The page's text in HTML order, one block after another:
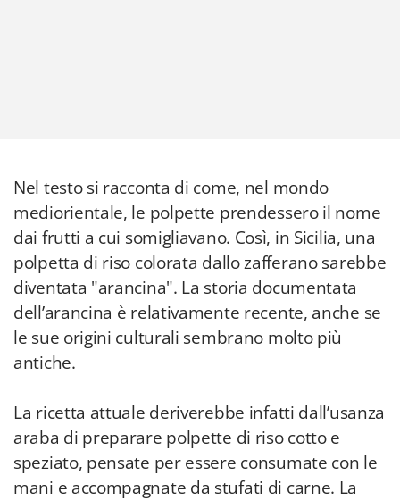
Nel testo si racconta di come, nel mondo
mediorientale, le polpette prendessero il nome
dai frutti a cui somigliavano. Così, in Sicilia, una
polpetta di riso colorata dallo zafferano sarebbe
diventata "arancina". La storia documentata
dell’arancina è relativamente recente, anche se
le sue origini culturali sembrano molto più
antiche.
La ricetta attuale deriverebbe infatti dall’usanza
araba di preparare polpette di riso cotto e
speziato, pensate per essere consumate con le
mani e accompagnate da stufati di carne. La